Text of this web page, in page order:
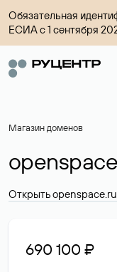
Обязательная
ЕСИА с 1 сентября
Магазин доменов
Открыть openspace.ru
690 100 ₽